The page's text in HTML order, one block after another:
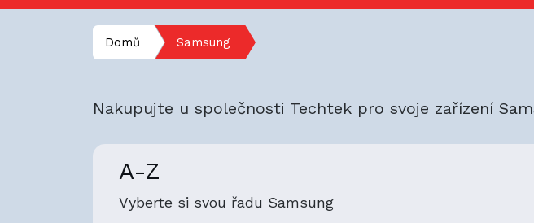
Domů Samsung
Nakupujte u společnosti Techtek pro svoje zařízení
A-Z
Vyberte si svou řadu Samsung